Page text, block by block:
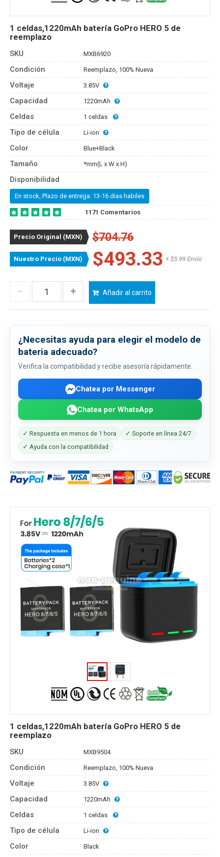
1 celdas,1220mAh batería GoPro HERO 5 de
reemplazo
SKU MXB6920
Condición Reemplazo, 100% Nueva
Voltaje 3.85V
Capacidad 1220mAh
Celdas 1 celdas
Tipo de célula Li-ion
Color Blue+Black
Tamaño *mm(L x W x H)
Disponibilidad
En stock, Plazo de entrega: 13-16 dias habiles
1171 Comentarios
Precio Original (MXN) $704.76
Nuestro Precio (MXN) $493.33 + $5.99 Envío
Añadir al carrito
¿Necesitas ayuda para elegir el modelo de
bateria adecuado?
Verifica la compatibilidad y recibe asesoría rápidamente.
Chatea por Messenger
Chatea por WhatsApp
✓ Respuesta en menos de 1 hora
✓ Soporte en línea 24/7
✓ Ayuda con la compatibilidad
1 celdas,1220mAh batería GoPro HERO 5 de
reemplazo
SKU MXB9504
Condición Reemplazo, 100% Nueva
Voltaje 3.85V
Capacidad 1220mAh
Celdas 1 celdas
Tipo de célula Li-ion
Color Black